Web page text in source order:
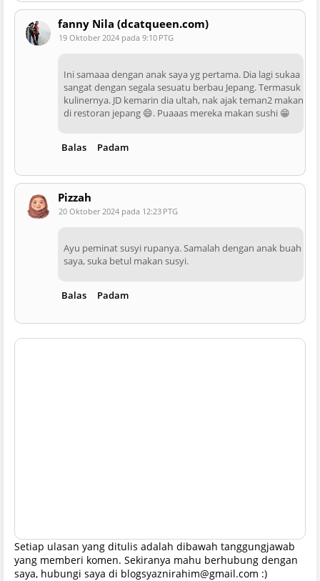
fanny Nila (dcatqueen.com)
19 Oktober 2024 pada 9:10 PTG
Ini samaaa dengan anak saya yg pertama. Dia lagi sukaa
sangat dengan segala sesuatu berbau Jepang. Termasuk
kulinernya. JD kemarin dia ultah, nak ajak teman2 makan
di restoran jepang 😄. Puaaas mereka makan sushi 😁
Balas Padam
Pizzah
20 Oktober 2024 pada 12:23 PTG
Ayu peminat susyi rupanya. Samalah dengan anak buah
saya, suka betul makan susyi.
Balas Padam
Setiap ulasan yang ditulis adalah dibawah tanggungjawab
yang memberi komen. Sekiranya mahu berhubung dengan
saya, hubungi saya di blogsyaznirahim@gmail.com :)